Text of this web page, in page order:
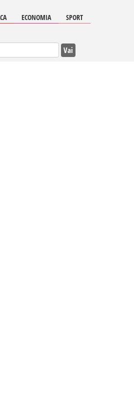
ECONOMIA SPORT
Vai